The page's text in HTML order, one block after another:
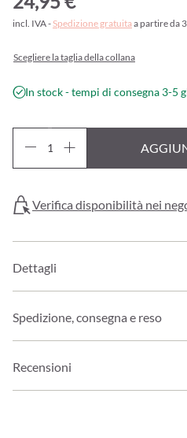
incl. IVA - Spedizione gratuitaa partire da
Scegliere la taglia della collana
In stock - tempi di consegna 3-5
Verifica disponibilità nei
Dettagli
Spedizione, consegna e reso
Recensioni